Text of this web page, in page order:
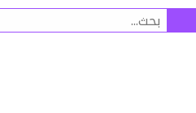
البحث
عن: